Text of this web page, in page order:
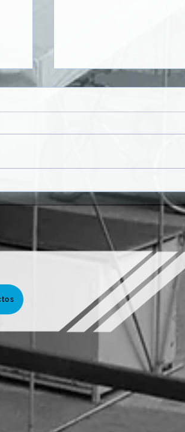
𝗚𝗔𝗡𝗛𝗔𝗥 𝗡𝗢𝗩𝗔
𝗜𝗠𝗔𝗚𝗘𝗠 𝗡𝗢
𝗗𝗢 𝗣𝗥𝗢𝗝𝗘𝗧𝗢
𝗠𝗔𝗥𝗜𝗔